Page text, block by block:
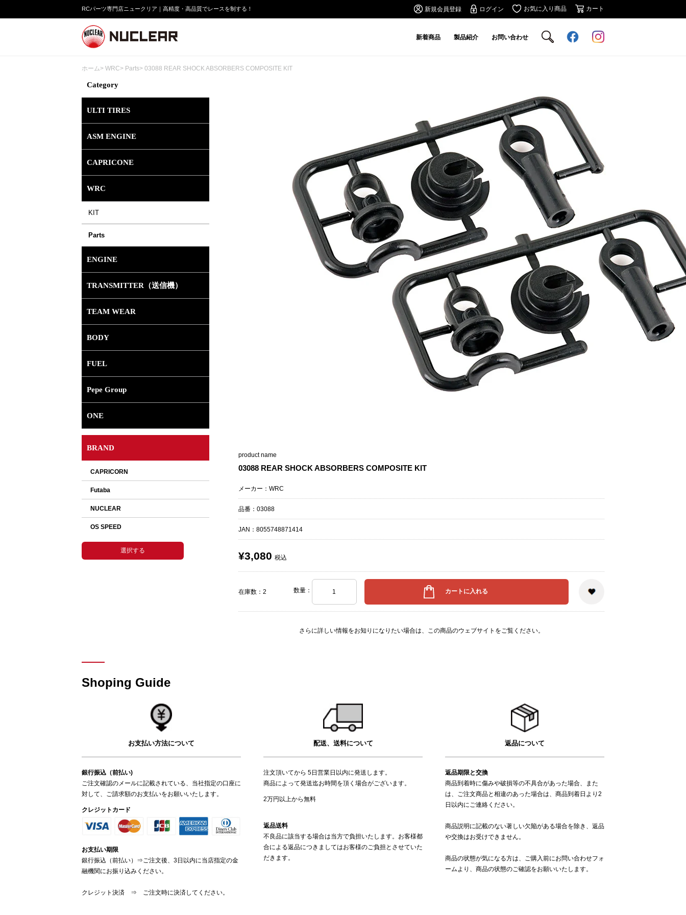
RCパーツ専門店ニュークリア｜高精度・高品質でレースを制する！ 新規会員登録 ログイン お気に入り商品 カート
新着商品 製品紹介 お問い合わせ
ホーム> WRC> Parts> 03088 REAR SHOCK ABSORBERS COMPOSITE KIT
Category
ULTI TIRES
ASM ENGINE
CAPRICONE
WRC
KIT
Parts
ENGINE
TRANSMITTER（送信機）
TEAM WEAR
BODY
FUEL
Pepe Group
ONE
BRAND
product name
03088 REAR SHOCK ABSORBERS COMPOSITE KIT
メーカー：WRC
品番：03088
JAN：8055748871414
¥3,080 税込
在庫数：2 数量：
さらに詳しい情報をお知りになりたい場合は、 この商品のウェブサイト をご覧ください。
Shoping Guide
お支払い方法について
銀行振込（前払い)
ご注文確認のメールに記載されている、当社指定の口座に
対して、ご請求額のお支払いをお願いいたします。
クレジットカード
お支払い期限
銀行振込（前払い）⇒ご注文後、3日以内に当店指定の金
融機関にお振り込みください。
クレジット決済 ⇒ ご注文時に決済してください。
配送、送料について
注文頂いてから 5日営業日以内に発送します。
商品によって発送迄お時間を頂く場合がございます。
2万円以上から無料
返品送料
不良品に該当する場合は当方で負担いたします。お客様都
合による返品につきましてはお客様のご負担とさせていた
だきます。
返品について
返品期限と交換
商品到着時に傷みや破損等の不具合があった場合、また
は、ご注文商品と相違のあった場合は、商品到着日より2
日以内にご連絡ください。
商品説明に記載のない著しい欠陥がある場合を除き、返品
や交換はお受けできません。
商品の状態が気になる方は、ご購入前にお問い合わせフォ
ームより、商品の状態のご確認をお願いいたします。